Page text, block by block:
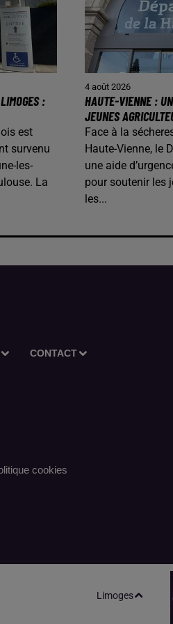
:
est
survenu
les-
La
4 août 2026
HAUTE-VIENNE :
JEUNES
Face à la
Haute-Vienne, le
une aide
pour soutenir les
les...
CONTACT
Limoges
cookies